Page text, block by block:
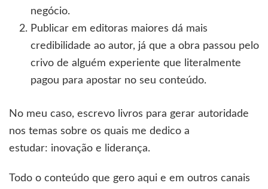
negócio.
Publicar em editoras maiores dá mais
credibilidade ao autor, já que a obra passou pelo
crivo de alguém experiente que literalmente
pagou para apostar no seu conteúdo.
No meu caso, escrevo livros para gerar autoridade
nos temas sobre os quais me dedico a
estudar: inovação e liderança.
Todo o conteúdo que gero aqui e em outros canais